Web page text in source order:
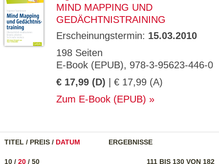
MIND MAPPING UND
GEDÄCHTNISTRAINING
Erscheinungstermin: 15.03.2010
198 Seiten
E-Book (EPUB), 978-3-95623-446-0
€ 17,99 (D) | € 17,99 (A)
Zum E-Book (EPUB)
TITEL / PREIS / DATUM ERGEBNISSE
111 BIS 130 VON 182
10 / 20 / 50